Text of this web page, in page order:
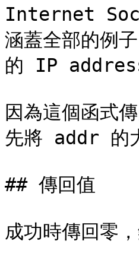
Internet
涵蓋全部的例
的 IP
因為這個函式
先將 addr 的
## 傳回值
成功時傳回零